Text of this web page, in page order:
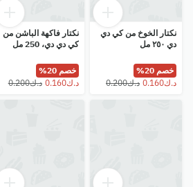
نكتار الخوخ من كي دي
دي ٢٥٠ مل
خصم 20%
نكتار فاكهة الباشن من
كي دي دي، 250 مل
خصم 20%
⁦د.ك0.160⁩
⁦د.ك0.200⁩